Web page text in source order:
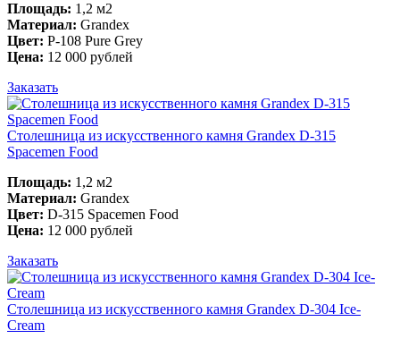
Площадь: 1,2 м2
Материал: Grandex
Цвет: P-108 Pure Grey
Цена: 12 000 рублей
Заказать
Столешница из искусственного камня Grandex D-315
Spacemen Food
Площадь: 1,2 м2
Материал: Grandex
Цвет: D-315 Spacemen Food
Цена: 12 000 рублей
Заказать
Столешница из искусственного камня Grandex D-304 Ice-
Cream